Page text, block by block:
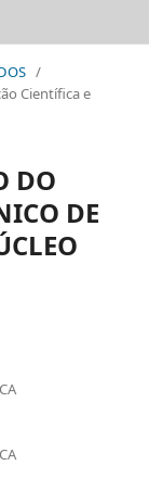
/
Científica e
DO
DE